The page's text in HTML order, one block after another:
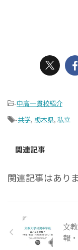
-中高一貫校紹介
-共学, 栃木県, 私立
関連記事
関連記事はあり
文
報